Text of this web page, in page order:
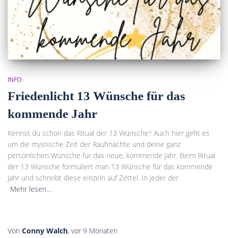
INFO
Friedenlicht 13 Wünsche für das
kommende Jahr
Kennst du schon das Ritual der 13 Wünsche? Auch hier geht es
um die mystische Zeit der Rauhnächte und deine ganz
persönlichen Wünsche für das neue, kommende Jahr. Beim Ritual
der 13 Wünsche formuliert man 13 Wünsche für das kommende
Jahr und schreibt diese einzeln auf Zettel. In jeder der
Mehr lesen…
Von Conny Walch, vor 9 Monaten